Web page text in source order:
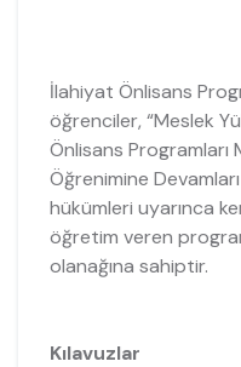
İlahiyat Önlisans
öğrenciler, “Meslek
Önlisans Programları
Öğrenimine
hükümleri uyarınca
öğretim veren
olanağına sahiptir.
Kılavuzlar